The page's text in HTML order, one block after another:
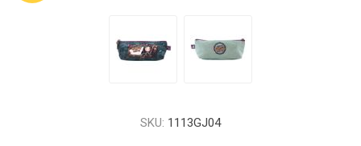
SKU: 1113GJ04